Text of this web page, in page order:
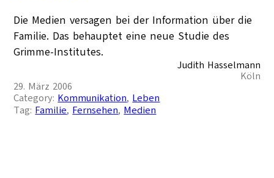
Die Medien versagen bei der Information über die
Familie. Das behauptet eine neue Studie des
Grimme-Institutes.
Judith Hasselmann
Köln
29. März 2006
Category: Kommunikation, Leben
Tag: Familie, Fernsehen, Medien